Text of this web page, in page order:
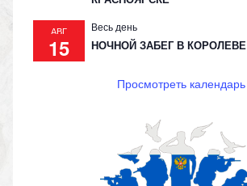
АВГ
15
Весь день
НОЧНОЙ ЗАБЕГ В КОРОЛЕВЕ
Просмотреть календарь